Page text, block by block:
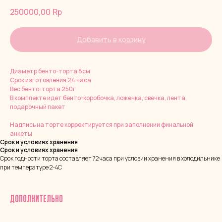
250000,00 Rp
Добавить в корзину
Диаметр бенто-торта 8см
Срок изготовления 24 часа
Вес бенто-торта 250г
В комплекте идет бенто-коробочка, ложечка, свечка, лента,
подарочный пакет
Надпись на торте корректируется при заполнении финальной
анкеты
Срок и условиях хранения
Срок и условиях хранения
Срок годности торта составляет 72 часа при условии хранения в холодильнике
при температуре 2-4С
ДОПОЛНИТЕЛЬНО